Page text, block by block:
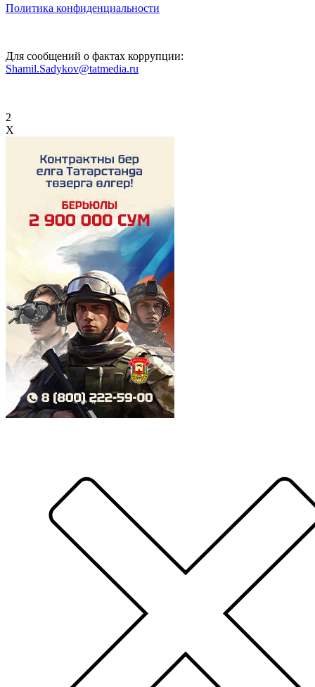
Политика конфиденциальности
Для сообщений о фактах коррупции:
Shamil.Sadykov@tatmedia.ru
2
X